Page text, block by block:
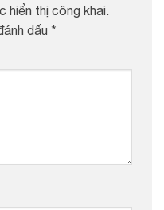
hiển thị công khai.
dấu *